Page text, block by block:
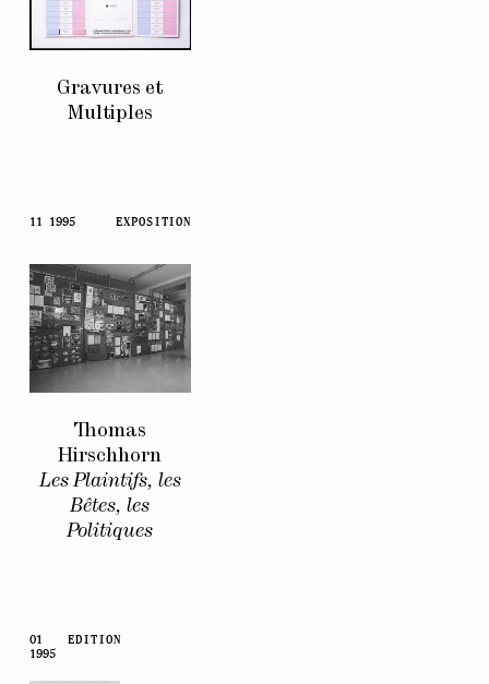
Gravures et
Multiples
11 1995 EXPOSITION
Thomas
Hirschhorn
Les Plaintifs, les
Bêtes, les
Politiques
01
1995
EDITION